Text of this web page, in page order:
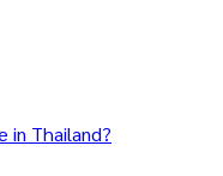
in Thailand?